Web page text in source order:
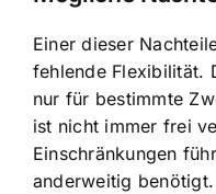
Einer dieser
fehlende Flexibilität.
nur für bestimmte
ist nicht immer frei
Einschränkungen
anderweitig benötigt.